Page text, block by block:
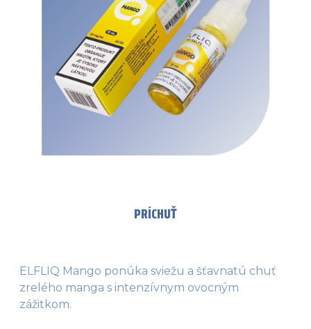
PRÍCHUŤ
ELFLIQ Mango ponúka sviežu a šťavnatú chuť
zrelého manga s intenzívnym ovocným
zážitkom.